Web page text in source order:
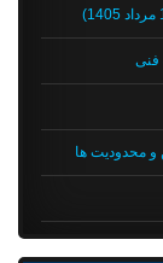
محدودیت ها